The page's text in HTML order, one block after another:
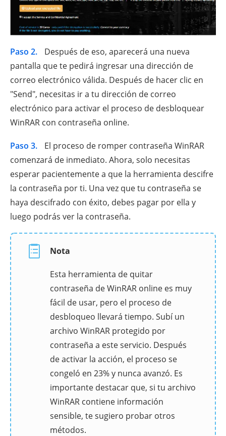
Paso 2.
Después de eso, aparecerá una nueva
pantalla que te pedirá ingresar una dirección de
correo electrónico válida. Después de hacer clic en
"Send", necesitas ir a tu dirección de correo
electrónico para activar el proceso de desbloquear
WinRAR con contraseña online.
Paso 3.
El proceso de romper contraseña WinRAR
comenzará de inmediato. Ahora, solo necesitas
esperar pacientemente a que la herramienta descifre
la contraseña por ti. Una vez que tu contraseña se
haya descifrado con éxito, debes pagar por ella y
luego podrás ver la contraseña.
Nota
Esta herramienta de quitar
contraseña de WinRAR online es muy
fácil de usar, pero el proceso de
desbloqueo llevará tiempo. Subí un
archivo WinRAR protegido por
contraseña a este servicio. Después
de activar la acción, el proceso se
congeló en 23% y nunca avanzó. Es
importante destacar que, si tu archivo
WinRAR contiene información
sensible, te sugiero probar otros
métodos.